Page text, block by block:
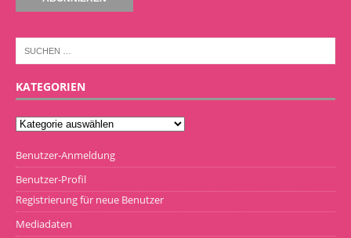
KATEGORIEN
Benutzer-Anmeldung
Benutzer-Profil
Registrierung für neue Benutzer
Mediadaten